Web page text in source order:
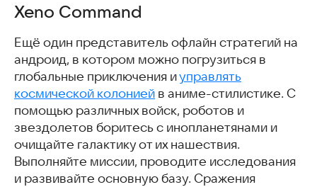
Xeno Command
Ещё один представитель офлайн стратегий на
андроид, в котором можно погрузиться в
глобальные приключения иуправлять
космической колонией в аниме-стилистике. С
помощью различных войск, роботов и
звездолетов боритесь с инопланетянами и
очищайте галактику от их нашествия.
Выполняйте миссии, проводите исследования
и развивайте основную базу. Сражения